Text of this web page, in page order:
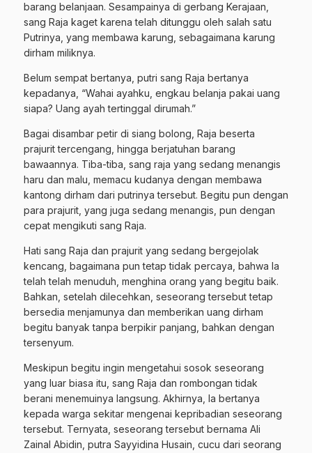
barang belanjaan. Sesampainya di gerbang Kerajaan,
sang Raja kaget karena telah ditunggu oleh salah satu
Putrinya, yang membawa karung, sebagaimana karung
dirham miliknya.
Belum sempat bertanya, putri sang Raja bertanya
kepadanya, “Wahai ayahku, engkau belanja pakai uang
siapa? Uang ayah tertinggal dirumah.”
Bagai disambar petir di siang bolong, Raja beserta
prajurit tercengang, hingga berjatuhan barang
bawaannya. Tiba-tiba, sang raja yang sedang menangis
haru dan malu, memacu kudanya dengan membawa
kantong dirham dari putrinya tersebut. Begitu pun dengan
para prajurit, yang juga sedang menangis, pun dengan
cepat mengikuti sang Raja.
Hati sang Raja dan prajurit yang sedang bergejolak
kencang, bagaimana pun tetap tidak percaya, bahwa Ia
telah telah menuduh, menghina orang yang begitu baik.
Bahkan, setelah dilecehkan, seseorang tersebut tetap
bersedia menjamunya dan memberikan uang dirham
begitu banyak tanpa berpikir panjang, bahkan dengan
tersenyum.
Meskipun begitu ingin mengetahui sosok seseorang
yang luar biasa itu, sang Raja dan rombongan tidak
berani menemuinya langsung. Akhirnya, Ia bertanya
kepada warga sekitar mengenai kepribadian seseorang
tersebut. Ternyata, seseorang tersebut bernama Ali
Zainal Abidin, putra Sayyidina Husain, cucu dari seorang